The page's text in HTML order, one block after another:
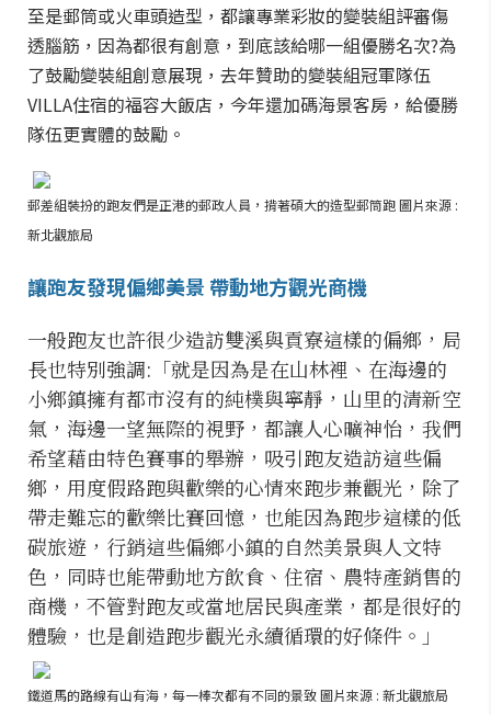
至是郵筒或火車頭造型，都讓專業彩妝的變裝組評審傷
透腦筋，因為都很有創意，到底該給哪一組優勝名次?為
了鼓勵變裝組創意展現，去年贊助的變裝組冠軍隊伍
VILLA住宿的福容大飯店，今年還加碼海景客房，給優勝
隊伍更實體的鼓勵。
郵差組裝扮的跑友們是正港的郵政人員，揹著碩大的造型郵筒跑 圖片來源 :
新北觀旅局
讓跑友發現偏鄉美景 帶動地方觀光商機
一般跑友也許很少造訪雙溪與貢寮這樣的偏鄉，局
長也特別強調:「就是因為是在山林裡、在海邊的
小鄉鎮擁有都市沒有的純樸與寧靜，山里的清新空
氣，海邊一望無際的視野，都讓人心曠神怡，我們
希望藉由特色賽事的舉辦，吸引跑友造訪這些偏
鄉，用度假路跑與歡樂的心情來跑步兼觀光，除了
帶走難忘的歡樂比賽回憶，也能因為跑步這樣的低
碳旅遊，行銷這些偏鄉小鎮的自然美景與人文特
色，同時也能帶動地方飲食、住宿、農特產銷售的
商機，不管對跑友或當地居民與產業，都是很好的
體驗，也是創造跑步觀光永續循環的好條件。」
鐵道馬的路線有山有海，每一棒次都有不同的景致 圖片來源 : 新北觀旅局